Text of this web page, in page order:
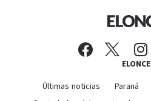
ELONCE
Últimas noticias Paraná